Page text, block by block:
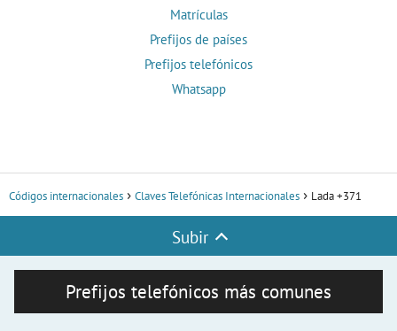
Matrículas
Prefijos de países
Prefijos telefónicos
Whatsapp
Códigos internacionales Claves Telefónicas Internacionales Lada +371
Subir
Prefijos telefónicos más comunes